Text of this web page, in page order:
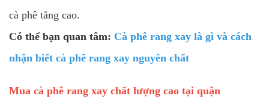
cà phê tăng cao.
Có thể bạn quan tâm: Cà phê rang xay là gì và cách
nhận biết cà phê rang xay nguyên chất
Mua cà phê rang xay chất lượng cao tại quận